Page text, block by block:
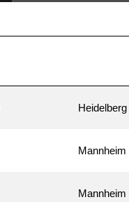
Heidelberg
Mannheim
Mannheim